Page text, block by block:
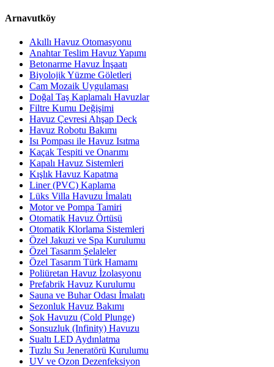
Arnavutköy
Akıllı Havuz Otomasyonu
Anahtar Teslim Havuz Yapımı
Betonarme Havuz İnşaatı
Biyolojik Yüzme Göletleri
Cam Mozaik Uygulaması
Doğal Taş Kaplamalı Havuzlar
Filtre Kumu Değişimi
Havuz Çevresi Ahşap Deck
Havuz Robotu Bakımı
Isı Pompası ile Havuz Isıtma
Kaçak Tespiti ve Onarımı
Kapalı Havuz Sistemleri
Kışlık Havuz Kapatma
Liner (PVC) Kaplama
Lüks Villa Havuzu İmalatı
Motor ve Pompa Tamiri
Otomatik Havuz Örtüsü
Otomatik Klorlama Sistemleri
Özel Jakuzi ve Spa Kurulumu
Özel Tasarım Şelaleler
Özel Tasarım Türk Hamamı
Poliüretan Havuz İzolasyonu
Prefabrik Havuz Kurulumu
Sauna ve Buhar Odası İmalatı
Sezonluk Havuz Bakımı
Şok Havuzu (Cold Plunge)
Sonsuzluk (Infinity) Havuzu
Sualtı LED Aydınlatma
Tuzlu Su Jeneratörü Kurulumu
UV ve Ozon Dezenfeksiyon